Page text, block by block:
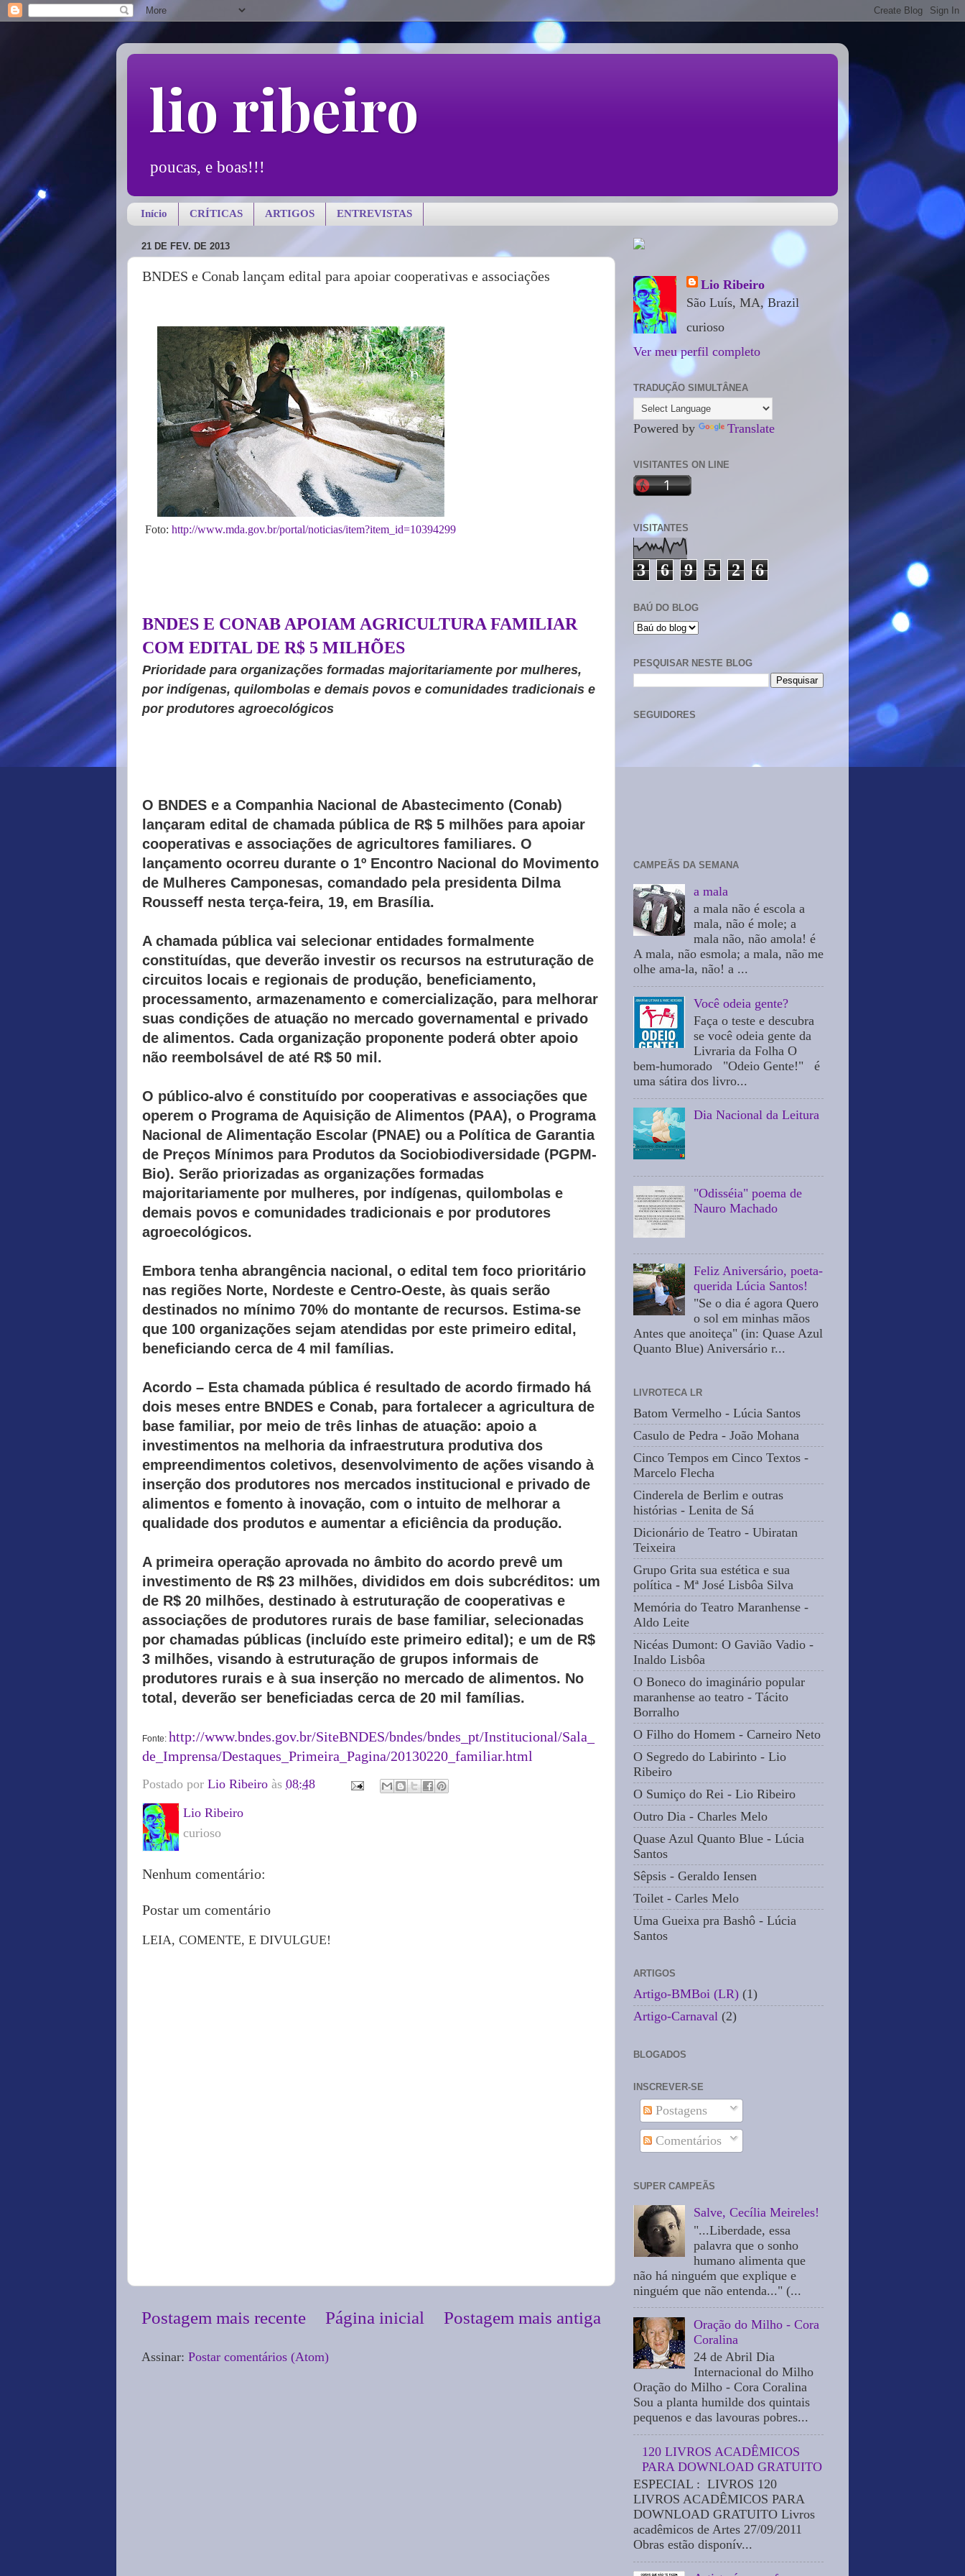
lio ribeiro
poucas, e boas!!!
Início CRÍTICAS ARTIGOS ENTREVISTAS
21 DE FEV. DE 2013
BNDES e Conab lançam edital para apoiar cooperativas e associações
Foto: http://www.mda.gov.br/portal/noticias/item?item_id=10394299
BNDES E CONAB APOIAM AGRICULTURA FAMILIAR
COM EDITAL DE R$ 5 MILHÕES
Prioridade para organizações formadas majoritariamente por mulheres,
por indígenas, quilombolas e demais povos e comunidades tradicionais e
por produtores agroecológicos
O BNDES e a Companhia Nacional de Abastecimento (Conab)
lançaram edital de chamada pública de R$ 5 milhões para apoiar
cooperativas e associações de agricultores familiares. O
lançamento ocorreu durante o 1º Encontro Nacional do Movimento
de Mulheres Camponesas, comandado pela presidenta Dilma
Rousseff nesta terça-feira, 19, em Brasília.
A chamada pública vai selecionar entidades formalmente
constituídas, que deverão investir os recursos na estruturação de
circuitos locais e regionais de produção, beneficiamento,
processamento, armazenamento e comercialização, para melhorar
suas condições de atuação no mercado governamental e privado
de alimentos. Cada organização proponente poderá obter apoio
não reembolsável de até R$ 50 mil.
O público-alvo é constituído por cooperativas e associações que
operem o Programa de Aquisição de Alimentos (PAA), o Programa
Nacional de Alimentação Escolar (PNAE) ou a Política de Garantia
de Preços Mínimos para Produtos da Sociobiodiversidade (PGPM-
Bio). Serão priorizadas as organizações formadas
majoritariamente por mulheres, por indígenas, quilombolas e
demais povos e comunidades tradicionais e por produtores
agroecológicos.
Embora tenha abrangência nacional, o edital tem foco prioritário
nas regiões Norte, Nordeste e Centro-Oeste, às quais serão
destinados no mínimo 70% do montante de recursos. Estima-se
que 100 organizações sejam atendidas por este primeiro edital,
beneficiando cerca de 4 mil famílias.
Acordo – Esta chamada pública é resultado de acordo firmado há
dois meses entre BNDES e Conab, para fortalecer a agricultura de
base familiar, por meio de três linhas de atuação: apoio a
investimentos na melhoria da infraestrutura produtiva dos
empreendimentos coletivos, desenvolvimento de ações visando à
inserção dos produtores nos mercados institucional e privado de
alimentos e fomento à inovação, com o intuito de melhorar a
qualidade dos produtos e aumentar a eficiência da produção.
A primeira operação aprovada no âmbito do acordo prevê um
investimento de R$ 23 milhões, divididos em dois subcréditos: um
de R$ 20 milhões, destinado à estruturação de cooperativas e
associações de produtores rurais de base familiar, selecionadas
por chamadas públicas (incluído este primeiro edital); e um de R$
3 milhões, visando à estruturação de grupos informais de
produtores rurais e à sua inserção no mercado de alimentos. No
total, deverão ser beneficiadas cerca de 20 mil famílias.
Fonte: http://www.bndes.gov.br/SiteBNDES/bndes/bndes_pt/Institucional/Sala_
de_Imprensa/Destaques_Primeira_Pagina/20130220_familiar.html
Postado por Lio Ribeiro às 08:48
Lio Ribeiro
curioso
Nenhum comentário:
Postar um comentário
LEIA, COMENTE, E DIVULGUE!
Postagem mais recente Postagem mais antiga
Página inicial
Assinar: Postar comentários (Atom)
Lio Ribeiro
São Luís, MA, Brazil
curioso
Ver meu perfil completo
TRADUÇÃO SIMULTÂNEA
Powered by Translate
VISITANTES ON LINE
VISITANTES
3 6 9 5 2 6
BAÚ DO BLOG
PESQUISAR NESTE BLOG
SEGUIDORES
CAMPEÃS DA SEMANA
a mala
a mala não é escola a
mala, não é mole; a
mala não, não amola! é
A mala, não esmola; a mala, não me
olhe ama-la, não! a ...
Você odeia gente?
Faça o teste e descubra
se você odeia gente da
Livraria da Folha O
bem-humorado "Odeio Gente!" é
uma sátira dos livro...
Dia Nacional da Leitura
"Odisséia" poema de
Nauro Machado
Feliz Aniversário, poeta-
querida Lúcia Santos!
"Se o dia é agora Quero
o sol em minhas mãos
Antes que anoiteça" (in: Quase Azul
Quanto Blue) Aniversário r...
LIVROTECA LR
Batom Vermelho - Lúcia Santos
Casulo de Pedra - João Mohana
Cinco Tempos em Cinco Textos -
Marcelo Flecha
Cinderela de Berlim e outras
histórias - Lenita de Sá
Dicionário de Teatro - Ubiratan
Teixeira
Grupo Grita sua estética e sua
política - Mª José Lisbôa Silva
Memória do Teatro Maranhense -
Aldo Leite
Nicéas Dumont: O Gavião Vadio -
Inaldo Lisbôa
O Boneco do imaginário popular
maranhense ao teatro - Tácito
Borralho
O Filho do Homem - Carneiro Neto
O Segredo do Labirinto - Lio
Ribeiro
O Sumiço do Rei - Lio Ribeiro
Outro Dia - Charles Melo
Quase Azul Quanto Blue - Lúcia
Santos
Sêpsis - Geraldo Iensen
Toilet - Carles Melo
Uma Gueixa pra Bashô - Lúcia
Santos
ARTIGOS
Artigo-BMBoi (LR) (1)
Artigo-Carnaval (2)
BLOGADOS
INSCREVER-SE
Postagens
Comentários
SUPER CAMPEÃS
Salve, Cecília Meireles!
"...Liberdade, essa
palavra que o sonho
humano alimenta que
não há ninguém que explique e
ninguém que não entenda..." (...
Oração do Milho - Cora
Coralina
24 de Abril Dia
Internacional do Milho
Oração do Milho - Cora Coralina
Sou a planta humilde dos quintais
pequenos e das lavouras pobres...
120 LIVROS ACADÊMICOS
PARA DOWNLOAD GRATUITO
ESPECIAL : LIVROS 120
LIVROS ACADÊMICOS PARA
DOWNLOAD GRATUITO Livros
acadêmicos de Artes 27/09/2011
Obras estão disponív...